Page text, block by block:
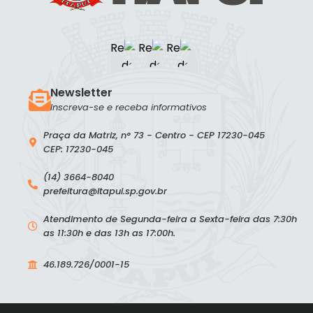
Praça da Matriz, n° 73 - Centro - CEP 17230-045
CEP: 17230-045
(14) 3664-8040
prefeitura@itapui.sp.gov.br
Atendimento de Segunda-feira a Sexta-feira das 7:30h
as 11:30h e das 13h as 17:00h.
46.189.726/0001-15
Newsletter
Inscreva-se e receba informativos